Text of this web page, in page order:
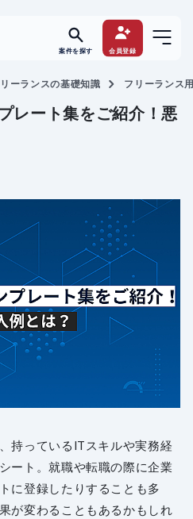
案件を探す 会員登録
ーランスの基礎知識 フリーランス
レート集をご紹介！悪
持っているITスキルや実務経
ート。就職や転職の際に企業
に登録したりすることも多
が変わることもあるかもしれ